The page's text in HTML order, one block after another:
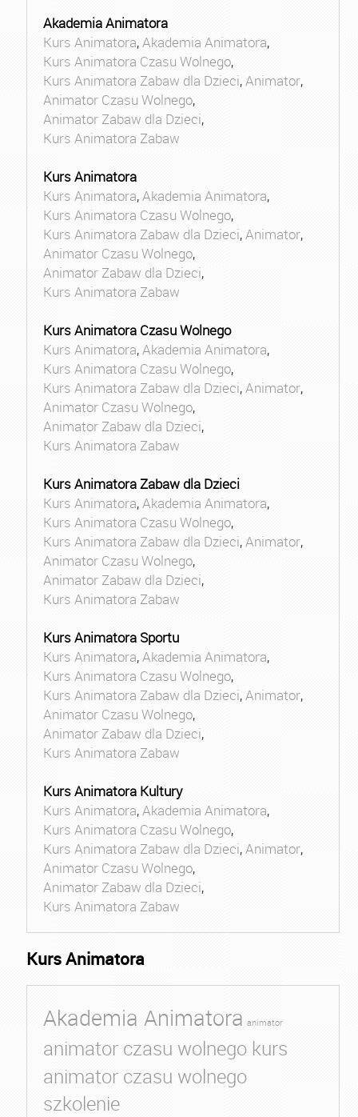
Akademia Animatora
Kurs Animatora,Akademia Animatora,
Kurs Animatora Czasu Wolnego,
Kurs Animatora Zabaw dla Dzieci,Animator,
Animator Czasu Wolnego,
Animator Zabaw dla Dzieci,
Kurs Animatora Zabaw
Kurs Animatora
Kurs Animatora,Akademia Animatora,
Kurs Animatora Czasu Wolnego,
Kurs Animatora Zabaw dla Dzieci,Animator,
Animator Czasu Wolnego,
Animator Zabaw dla Dzieci,
Kurs Animatora Zabaw
Kurs Animatora Czasu Wolnego
Kurs Animatora,Akademia Animatora,
Kurs Animatora Czasu Wolnego,
Kurs Animatora Zabaw dla Dzieci,Animator,
Animator Czasu Wolnego,
Animator Zabaw dla Dzieci,
Kurs Animatora Zabaw
Kurs Animatora Zabaw dla Dzieci
Kurs Animatora,Akademia Animatora,
Kurs Animatora Czasu Wolnego,
Kurs Animatora Zabaw dla Dzieci,Animator,
Animator Czasu Wolnego,
Animator Zabaw dla Dzieci,
Kurs Animatora Zabaw
Kurs Animatora Sportu
Kurs Animatora,Akademia Animatora,
Kurs Animatora Czasu Wolnego,
Kurs Animatora Zabaw dla Dzieci,Animator,
Animator Czasu Wolnego,
Animator Zabaw dla Dzieci,
Kurs Animatora Zabaw
Kurs Animatora Kultury
Kurs Animatora,Akademia Animatora,
Kurs Animatora Czasu Wolnego,
Kurs Animatora Zabaw dla Dzieci,Animator,
Animator Czasu Wolnego,
Animator Zabaw dla Dzieci,
Kurs Animatora Zabaw
Kurs Animatora
Akademia Animatora animator
animator czasu wolnego kurs
animator czasu wolnego
szkolenie